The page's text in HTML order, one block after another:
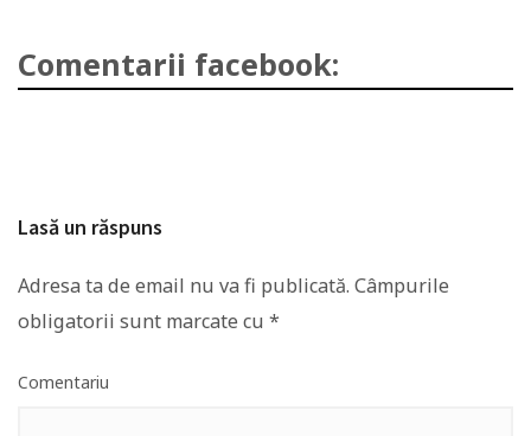
Comentarii facebook:
Lasă un răspuns
Adresa ta de email nu va fi publicată. Câmpurile
obligatorii sunt marcate cu *
Comentariu